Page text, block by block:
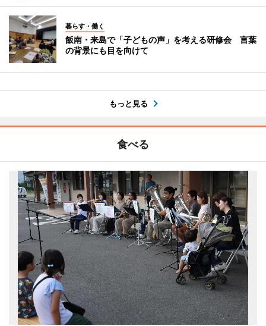
暮らす・働く
飯南・来島で「子どもの声」を考える研修会 言葉
の背景にも目を向けて
もっと見る
食べる